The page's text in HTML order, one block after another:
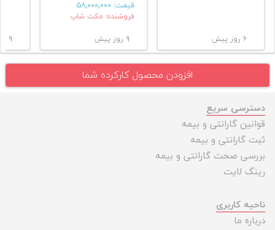
۶ روز پیش
قیمت: ۵۸,۰۰۰,۰۰۰
فروشنده: مکث شاپ
۹ روز پیش ۹ روز پیش
افزودن محصول کارکرده شما
دسترسی سریع
قوانین گارانتی و بیمه
ثبت گارانتی و بیمه
بررسی صحت گارانتی و بیمه
رینگ لایت
ناحیه کاربری
درباره ما